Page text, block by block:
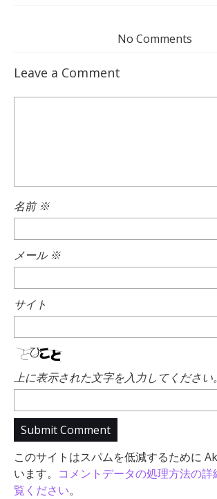
No Comments
Leave a Comment
名前※
メール ※
サイト
上に表示された文字を入力してください。
このサイトはスパムを低減するために
います。 コメントデータの処理方法の
覧ください。